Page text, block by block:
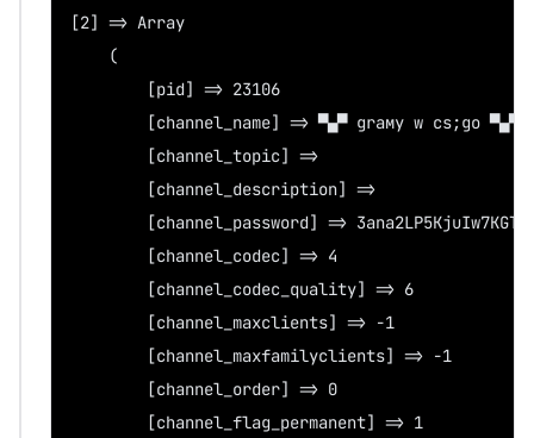
[2] => Array
    (
        [pid] => 23106
        [channel_name] => ▀▄▀ graмy w cѕ;go ▀▄▀
        [channel_topic] =>
        [channel_description] =>
[channel_password] =>
        [channel_codec] => 4
        [channel_codec_quality] => 6
        [channel_maxclients] => -1
        [channel_maxfamilyclients] => -1
        [channel_order] => 0
        [channel_flag_permanent] => 1